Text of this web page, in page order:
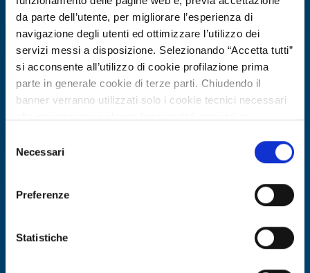
da parte dell’utente, per migliorare l’esperienza di
navigazione degli utenti ed ottimizzare l’utilizzo dei
servizi messi a disposizione. Selezionando “Accetta tutti”
si acconsente all’utilizzo di cookie profilazione prima
parte in generale cookie di terze parti. Chiudendo il
banner verranno utilizzati solo i cookie tecnici necessari
Per conoscere i dettagli, consulta la nostra cookie policy.
https://www.openinnovation.regione.lombardia.it/it/co
https://www.openinnovation.regione.lombardia.it/it/pr
delNecessari
Preferenze
Statistiche
Technology offer
PMI svizzera esperta in LCA, carbon
footprint e database LCA cerca
ID: TOCH20260302021